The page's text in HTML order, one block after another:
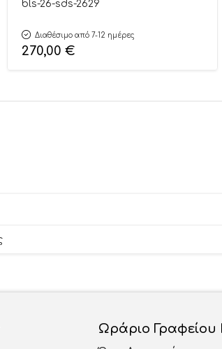
bls-26-sds-2629
Διαθέσιμο από 7-12 ημέρες
270,00 €
Ωράριο Γραφείου